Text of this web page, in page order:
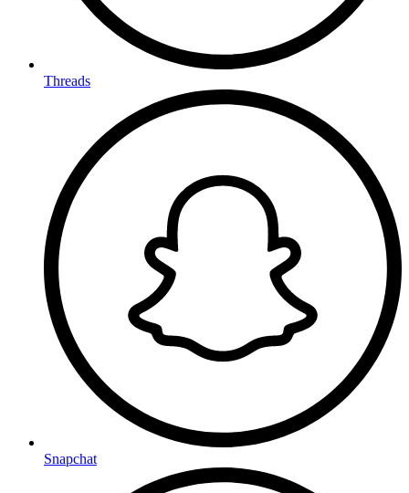
Threads
Snapchat